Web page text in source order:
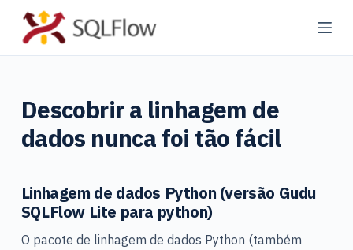
P
u
a
o
Descobrir a linhagem de
dados nunca foi tão fácil
Linhagem de dados Python (versão Gudu
SQLFlow Lite para python)
O pacote de linhagem de dados Python (também